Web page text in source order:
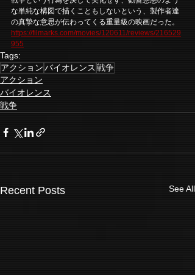
な単純な構図で描くこともしないという、製作者達
の真摯な意思が伝わってくる重量級の映画だった。
https://filmarks.com/movies/120611/reviews/216529
955
Tags:
アクションバイオレンス 戦争
アクション
バイオレンス
戦争
Recent Posts See All